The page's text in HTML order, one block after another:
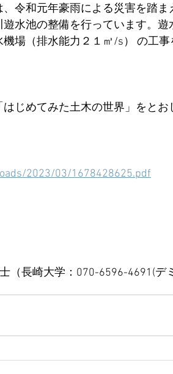
令和元年豪雨による災害を踏ま
水池の整備を行っています。遊
場（排水能力２１㎥/s） の工事
じめてみた土木の世界」をとお
2023/03/1678428625.pdf
（長崎大学：070-6596-4691(デ